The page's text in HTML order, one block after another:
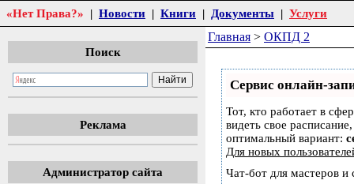
«Нет Права?» | Новости | Книги | Документы | Услуги
Поиск
Реклама
Администратор сайта
Главная > ОКПД 2
Сервис онлайн-
Тот, кто работает в
видеть свое
оптимальный вариант:
Для новых
Чат-бот для мастеров и